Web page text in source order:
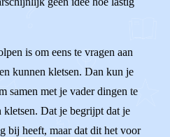
is om eens te vragen aan
kunnen kletsen. Dan kun je
samen met je vader dingen te
kletsen. Dat je begrijpt dat je
bij heeft, maar dat dit het voor